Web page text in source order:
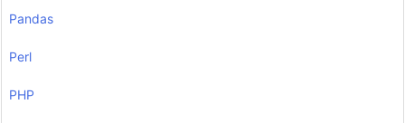
Pandas
Perl
PHP